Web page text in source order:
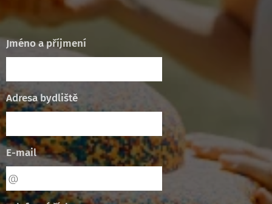
Jméno a příjmení
Adresa bydliště
E-mail